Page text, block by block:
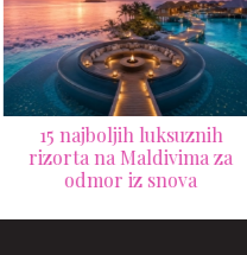
najboljih luksuznih
na Maldivima za
odmor iz snova